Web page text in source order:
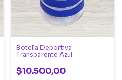
Botella Deportiva
Transparente Azul
$10.500,00